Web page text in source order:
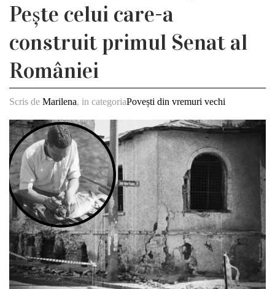
Pește celui care-a
construit primul Senat al
României
Scris de Marilena, in categoriaPovești din vremuri vechi